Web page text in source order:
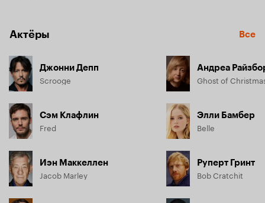
Актёры Все
Джонни Депп
Scrooge
Сэм Клафлин
Fred
Иэн Маккеллен
Jacob Marley
Андреа
Ghost of
Элли Бамбер
Belle
Руперт Гринт
Bob Cratchit